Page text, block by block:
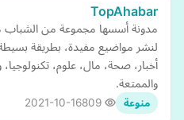
TopAhabar
مدونة أسسها مجموعة من
لنشر مواضيع مفيدة، بطريقة
أخبار، صحة، مال، علوم،
والممتعة.
منوعة 2021-10-16